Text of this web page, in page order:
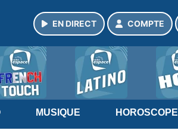
EN DIRECT COMPTE
MUSIQUE HOROSCOPE